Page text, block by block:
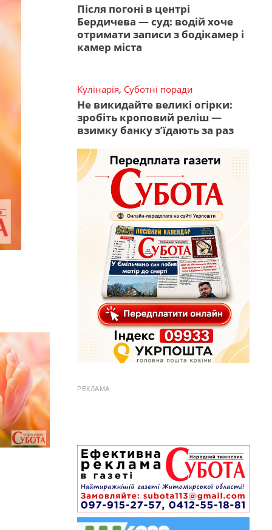
Після погоні в центрі
Бердичева — суд: водій хоче
отримати записи з бодікамер і
камер міста
Кулінарія, Суботні поради
Не викидайте великі огірки:
зробіть кроповий реліш —
взимку банку з’їдають за раз
РЕКЛАМА